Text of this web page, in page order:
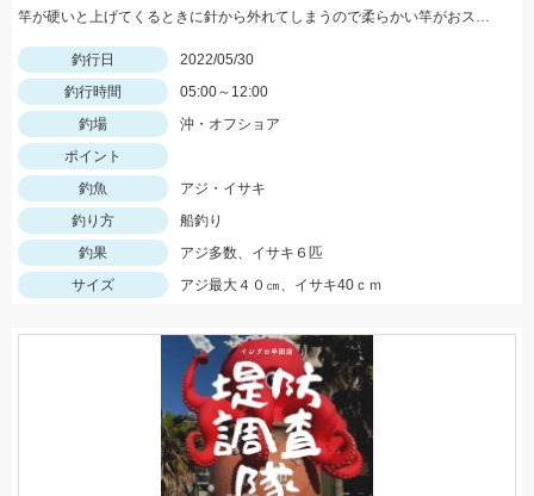
竿が硬いと上げてくるときに針から外れてしまうので柔らかい竿がおススメです！
釣行日
2022/05/30
釣行時間
05:00～12:00
釣場
沖・オフショア
ポイント
釣魚
アジ・イサキ
釣り方
船釣り
釣果
アジ多数、イサキ６匹
サイズ
アジ最大４０㎝、イサキ40ｃｍ